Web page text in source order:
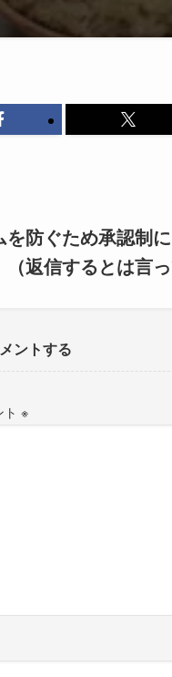
を防ぐため承認制
（返信するとは言
ントする
※